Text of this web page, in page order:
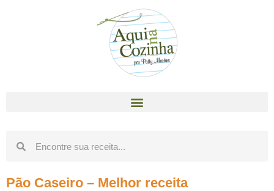
Pão Caseiro – Melhor receita